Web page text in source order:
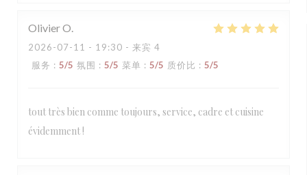
OlivierO
2026-07-11 - 19:30 - 来宾 4
服务 : 5/5 氛围 : 5/5 菜单 : 5/5 质价比 : 5/5
tout très bien comme toujours, service, cadre et cuisine
évidemment !